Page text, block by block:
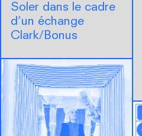
Soler dans le cadre
d’un échange
Clark/Bonus